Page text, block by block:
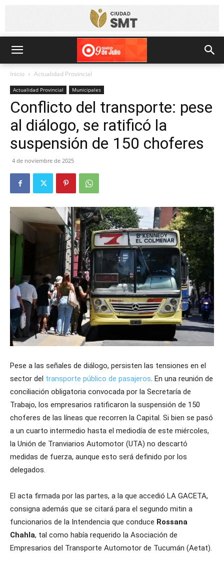
Inicio Actualidad Provincial
Actualidad Provincial Municipales
Conflicto del transporte: pese
al diálogo, se ratificó la
suspensión de 150 choferes
4 de noviembre de 2025
Pese a las señales de diálogo, persisten las tensiones en el
sector del transporte público de pasajeros. En una reunión de
conciliación obligatoria convocada por la Secretaría de
Trabajo, los empresarios ratificaron la suspensión de 150
choferes de las líneas que recorren la Capital. Si bien se pasó
a un cuarto intermedio hasta el mediodía de este miércoles,
la Unión de Tranviarios Automotor (UTA) no descartó
medidas de fuerza, aunque esto será definido por los
delegados.
El acta firmada por las partes, a la que accedió LA GACETA,
consigna además que se citará para el segundo mitin a
funcionarios de la Intendencia que conduce Rossana
Chahla, tal como había requerido la Asociación de
Empresarios del Transporte Automotor de Tucumán (Aetat).